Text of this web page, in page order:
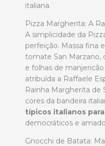
italiana.
Pizza Margherita: A
A simplicidade da
perfeição. Massa fina
tomate San Marzano,
e folhas de
atribuída a Raffaele
Rainha Margherita de
cores da bandeira
típicos italianos
democráticos e
Gnocchi de Batata: